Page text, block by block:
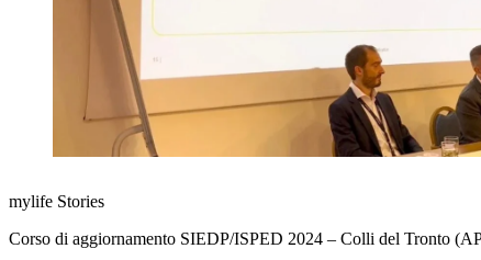
mylife Stories
Corso di aggiornamento SIEDP/ISPED 2024 – Colli del Tronto